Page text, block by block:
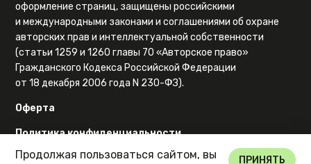
оформление страниц, защищены российскими
и международными законами и соглашениями об охране
авторских прав и интеллектуальной собственности
(статьи 1259 и 1260 главы 70 «Авторское право»
Гражданского Кодекса Российской Федерации
от 18 декабря 2006 года N 230-ФЗ).
Оферта
Политика конфиденциальности
Карта сайта
Продолжая пользоваться сайтом, вы
ПРИНЯТЬ